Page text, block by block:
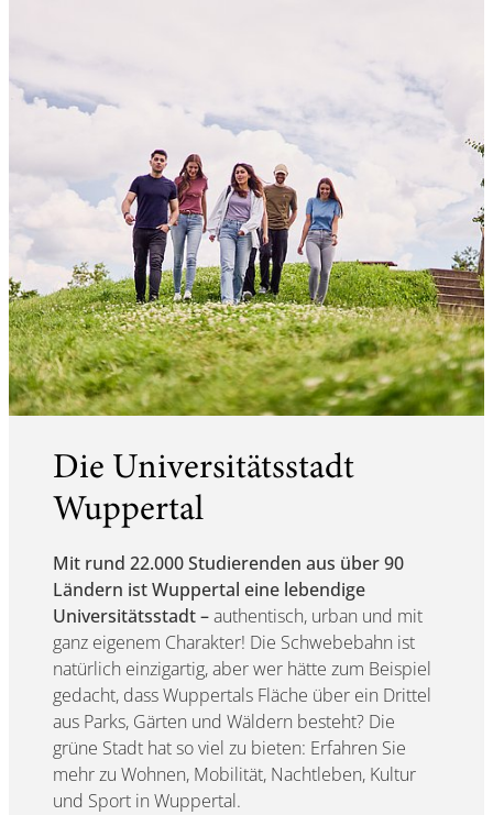
Die Universitätsstadt
Wuppertal
Mit rund 22.000 Studierenden aus über 90
Ländern ist Wuppertal eine lebendige
Universitätsstadt –authentisch, urban und mit
ganz eigenem Charakter! Die Schwebebahn ist
natürlich einzigartig, aber wer hätte zum Beispiel
gedacht, dass Wuppertals Fläche über ein Drittel
aus Parks, Gärten und Wäldern besteht? Die
grüne Stadt hat so viel zu bieten: Erfahren Sie
mehr zu Wohnen, Mobilität, Nachtleben, Kultur
und Sport in Wuppertal.